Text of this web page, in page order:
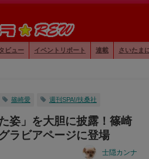
ビュー イベントリポート 連載 さいたま
篠崎愛 週刊SPA!/扶桑社
姿」を大胆に披露！篠崎
ラビアページに登場
士隠カンナ